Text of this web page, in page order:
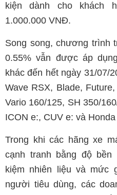
kiện dành cho khách
1.000.000 VNĐ.
Song song, chương trình
0.55% vẫn được áp
khác đến hết ngày 31/07/
Wave RSX, Blade,
Vario 160/125, SH 350/
ICON e:, CUV e: và
Trong khi các hãng xe
cạnh tranh bằng độ
kiệm nhiên liệu và mức
người tiêu dùng, các